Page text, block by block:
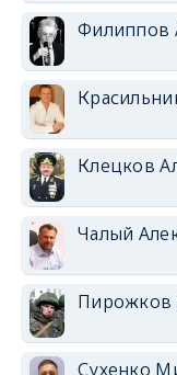
Филиппов
Клецков
Чалый
Пирожков
Сухенко